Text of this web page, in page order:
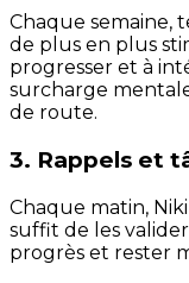
Chaque semaine,
de plus en plus
progresser et à
surcharge
de route.
3. Rappels et
Chaque matin,
suffit de les
progrès et rester